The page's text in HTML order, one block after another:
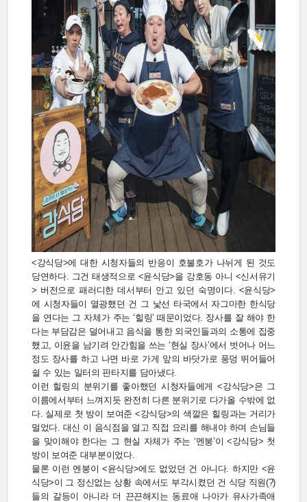
<강식당>에 대한 시청자들의 반응이 호불호가 나뉘게 된 것도
당연하다. 그건 태생적으로 <윤식당>을 강호동 아니 <신서유기
> 버전으로 패러디한 데서부터 안고 있던 숙명이다. <윤식당>
에 시청자들이 열광했던 건 그 낯선 타국에서 자그마한 한식당
을 연다는 그 자체가 주는 ‘힐링’ 때문이었다. 장사를 잘 해야 한
다는 부담감은 덜어내고 음식을 통한 외국인들과의 소통에 집중
했고, 이윤을 남기려 안간힘을 쓰는 ‘현실 장사’에서 벗어나 어느
정도 장사를 하고 나면 바로 가게 앞의 바닷가로 풍덩 뛰어들어
쉴 수 있는 일터의 판타지를 담아냈다.
이런 힐링의 분위기를 좋아했던 시청자들에게 <강식당>은 그
이름에서부터 느껴지듯 완전히 다른 분위기로 다가올 수밖에 없
다. 실제로 첫 방이 보여준 <강식당>의 색깔은 힐링과는 거리가
멀었다. 대신 이 음식점을 열고 직접 요리를 해내야 하며 손님들
을 맞이해야 한다는 그 현실 자체가 주는 ‘멘붕’이 <강식당> 첫
방이 보여준 대부분이었다.
물론 이런 멘붕이 <윤식당>에도 없었던 건 아니다. 하지만 <윤
식당>이 그 정신없는 상황 속에서도 부각시켰던 건 식당 직원(?)
들의 갈등이 아니라 더 끈끈해지는 동료애 나아가 유사가족애